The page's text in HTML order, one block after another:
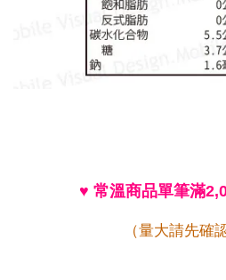
♥ 常溫商品單筆滿
（量大請先確